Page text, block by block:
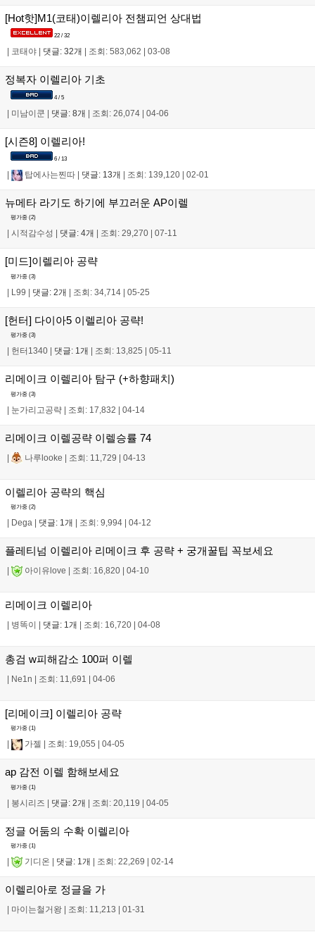
[Hot핫]M1(코태)이렐리아 전챔피언 상대법
22 / 32
코태야 댓글: 32개 조회: 583,062 03-08
정복자 이렐리아 기초
4 / 5
| 미남이쿤 | 댓글: 8개 | 조회: 26,074 | 04-06
[시즌8] 이렐리아!
6 / 13
탑에사는찐따 댓글: 13개 조회: 139,120 02-01
뉴메타 라기도 하기에 부끄러운 AP이렐
평가중 (2)
시적감수성 댓글: 4개 조회: 29,270 07-11
[미드]이렐리아 공략
평가중 (3)
| L99 | 댓글: 2개 | 조회: 34,714 | 05-25
[헌터] 다이아5 이렐리아 공략!
평가중 (3)
헌터1340 댓글: 1개 조회: 13,825 05-11
리메이크 이렐리아 탐구 (+하향패치)
평가중 (3)
| 눈가리고공략 | 조회: 17,832 | 04-14
리메이크 이렐공략 이렐승률 74
| 나루looke | 조회: 11,729 | 04-13
이렐리아 공략의 핵심
평가중 (2)
Dega 댓글: 1개 조회: 9,994 04-12
플레티넘 이렐리아 리메이크 후 공략 + 궁개꿀팁 꼭보세요
아이유love 조회: 16,820 04-10
리메이크 이렐리아
병똑이 댓글: 1개 조회: 16,720 04-08
총검 w피해감소 100퍼 이렐
Ne1n 조회: 11,691 04-06
[리메이크] 이렐리아 공략
평가중 (1)
가젤 조회: 19,055 04-05
ap 감전 이렐 함해보세요
평가중 (1)
| 봉시리즈 | 댓글: 2개 | 조회: 20,119 | 04-05
정글 어둠의 수확 이렐리아
평가중 (1)
기디온 댓글: 1개 조회: 22,269 02-14
이렐리아로 정글을 가
마이는철거왕 조회: 11,213 01-31